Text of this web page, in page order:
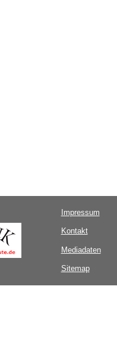
Impressum
Kontakt
Mediadaten
Sitemap